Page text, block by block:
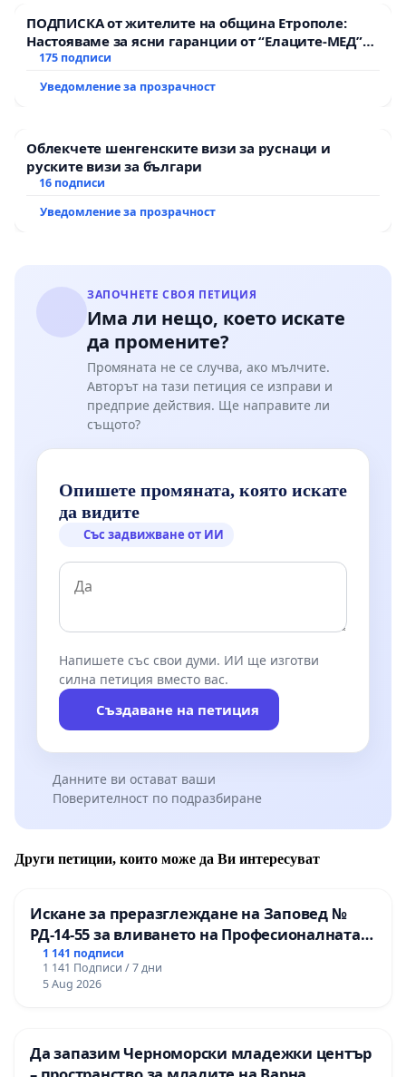
ПОДПИСКА от жителите на община Етрополе:
Настояваме за ясни гаранции от “Елаците-МЕД”
АД и от държавата, че ще се изпълнят всички
175 подписи
Уведомление за прозрачност
Облекчете шенгенските визи за руснаци и
руските визи за българи
16 подписи
Уведомление за прозрачност
ЗАПОЧНЕТЕ СВОЯ ПЕТИЦИЯ
Има ли нещо, което искате
да промените?
Промяната не се случва, ако мълчите.
Авторът на тази петиция се изправи и
предприе действия. Ще направите ли
същото?
Опишете промяната, която искате
да видите
Със задвижване от ИИ
Напишете със свои думи. ИИ ще изготви
силна петиция вместо вас.
Създаване на петиция
Данните ви остават ваши
Поверителност по подразбиране
Други петиции, които може да Ви интересуват
Искане за преразглеждане на Заповед №
РД-14-55 за вливането на Професионалната
гимназия по промишлени технологии в
Професионалната гимназия по икономика и
мениджмънт – гр. Пазарджик
1 141 подписи
1 141 Подписи / 7 дни
5 Aug 2026
Да запазим Черноморски младежки център